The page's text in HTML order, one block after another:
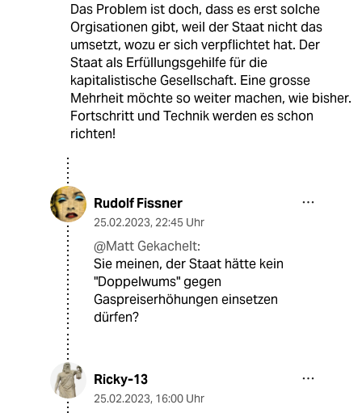
Das Problem ist doch, dass es erst solche
Orgisationen gibt, weil der Staat nicht das
umsetzt, wozu er sich verpflichtet hat. Der
Staat als Erfüllungsgehilfe für die
kapitalistische Gesellschaft. Eine grosse
Mehrheit möchte so weiter machen, wie bisher.
Fortschritt und Technik werden es schon
richten!
Rudolf Fissner
25.02.2023, 22:45 Uhr
@Matt Gekachelt:
Sie meinen, der Staat hätte kein
"Doppelwums" gegen
Gaspreiserhöhungen einsetzen
dürfen?
Ricky-13
25.02.2023, 16:00 Uhr